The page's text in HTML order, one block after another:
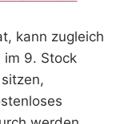
kann zugleich
im 9. Stock